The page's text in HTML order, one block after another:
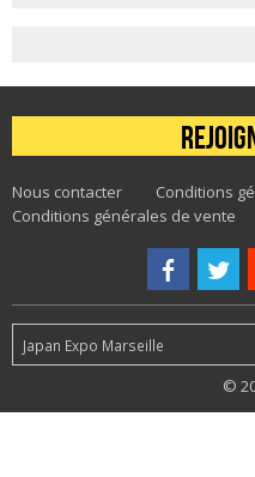
Nous contacter
Conditions
Conditions générales de vente
Japan Expo Marseille
©